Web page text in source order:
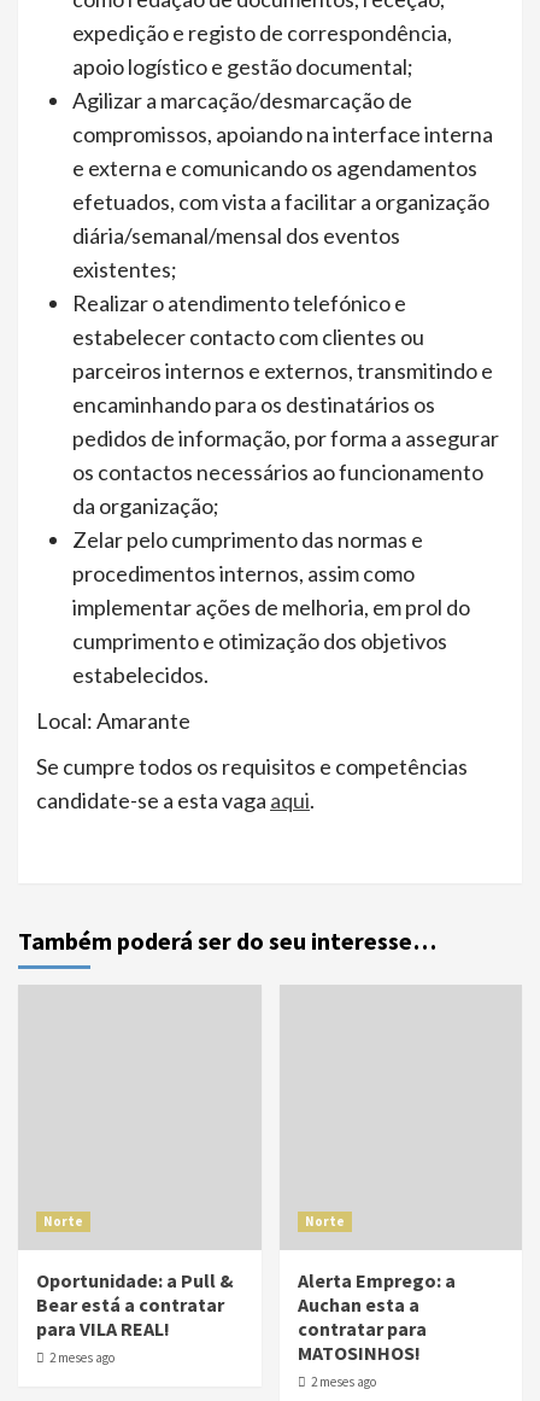
expedição e registo de correspondência,
apoio logístico e gestão documental;
Agilizar a marcação/desmarcação de
compromissos, apoiando na interface interna
e externa e comunicando os agendamentos
efetuados, com vista a facilitar a organização
diária/semanal/mensal dos eventos
existentes;
Realizar o atendimento telefónico e
estabelecer contacto com clientes ou
parceiros internos e externos, transmitindo e
encaminhando para os destinatários os
pedidos de informação, por forma a assegurar
os contactos necessários ao funcionamento
da organização;
Zelar pelo cumprimento das normas e
procedimentos internos, assim como
implementar ações de melhoria, em prol do
cumprimento e otimização dos objetivos
estabelecidos.
Local: Amarante
Se cumpre todos os requisitos e competências
candidate-se a esta vaga aqui.
Também poderá ser do seu interesse…
Norte
Oportunidade: a Pull &
Bear está a contratar
para VILA REAL!
2 meses ago
Norte
Alerta Emprego: a
Auchan esta a
contratar para
MATOSINHOS!
2 meses ago